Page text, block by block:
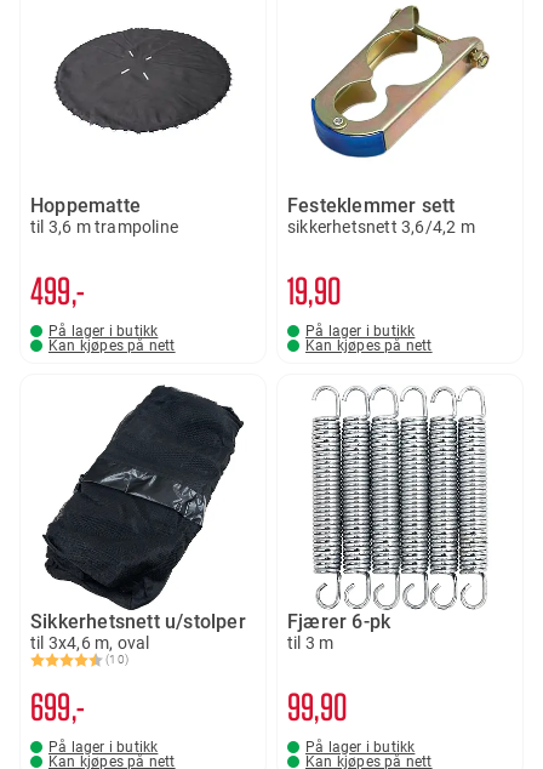
Hoppematte
til 3,6 m trampoline
499,-
På lager i butikk
Kan kjøpes på nett
Festeklemmer sett
sikkerhetsnett 3,6/4,2 m
19 90
På lager i butikk
Kan kjøpes på nett
Sikkerhetsnett u/stolper
til 3x4,6 m, oval
Karakter:
(10)
4.5 av 5 mulige
699,-
På lager i butikk
Kan kjøpes på nett
Fjærer 6-pk
til 3 m
99 90
På lager i butikk
Kan kjøpes på nett